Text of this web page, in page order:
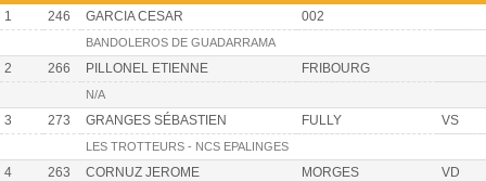
1 246 GARCIA CESAR 002
BANDOLEROS DE GUADARRAMA
2 266 PILLONEL ETIENNE FRIBOURG
N/A
3 273 GRANGES SÉBASTIEN FULLY VS
LES TROTTEURS - NCS EPALINGES
4 263 CORNUZ JEROME MORGES VD